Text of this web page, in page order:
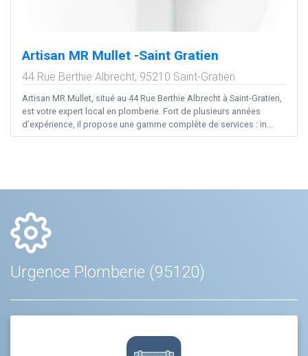
Artisan MR Mullet -Saint Gratien
44 Rue Berthie Albrecht, 95210 Saint-Gratien
Artisan MR Mullet, situé au 44 Rue Berthie Albrecht à Saint-Gratien,
est votre expert local en plomberie. Fort de plusieurs années
d’expérience, il propose une gamme complète de services : in...
Urgence Plomberie (95120)